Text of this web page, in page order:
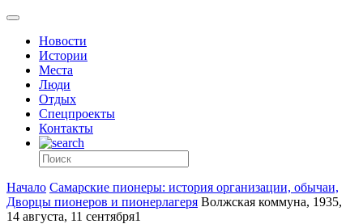
Новости
Истории
Места
Люди
Отдых
Спецпроекты
Контакты
Начало Самарские пионеры: история организации, обычаи,
Дворцы пионеров и пионерлагеря Волжская коммуна, 1935,
14 августа, 11 сентября1